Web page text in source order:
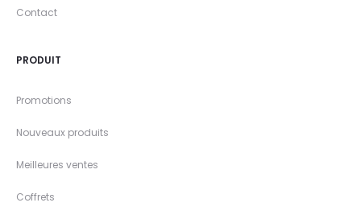
Contact
PRODUIT
Promotions
Nouveaux produits
Meilleures ventes
Coffrets